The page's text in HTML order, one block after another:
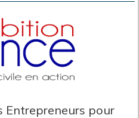
Entrepreneurs pour